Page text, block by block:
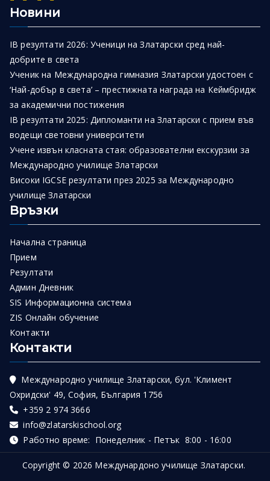
Новини
IB резултати 2026: Ученици на Златарски сред най-
добрите в света
Ученик на Международна гимназия Златарски удостоен с
‘Най-добър в света’ – престижната награда на Кеймбридж
за академични постижения
IB резултати 2025: Дипломанти на Златарски с прием във
водещи световни университети
Учене извън класната стая: образователни екскурзии за
Международно училище Златарски
Високи IGCSE резултати през 2025 за Международно
училище Златарски
Връзки
Начална страница
Прием
Резултати
Админ Дневник
SIS Информационна система
ZIS Онлайн обучение
Контакти
Контакти
Международно училище Златарски, бул. 'Климент
Охридски' 49, София, България 1756
+359 2 974 3666
info@zlatarskischool.org
Работно време: Понеделник - Петък 8:00 - 16:00
Copyright © 2026 Междунардоно училище Златарски.